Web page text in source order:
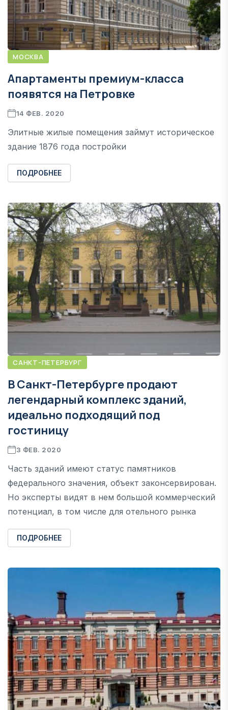
МОСКВА
Апартаменты премиум-класса
появятся на Петровке
14 ФЕВ. 2020
Элитные жилые помещения займут историческое
здание 1876 года постройки
ПОДРОБНЕЕ
САНКТ-ПЕТЕРБУРГ
В Санкт-Петербурге продают
легендарный комплекс зданий,
идеально подходящий под
гостиницу
3 ФЕВ. 2020
Часть зданий имеют статус памятников
федерального значения, объект законсервирован.
Но эксперты видят в нем большой коммерческий
потенциал, в том числе для отельного рынка
ПОДРОБНЕЕ